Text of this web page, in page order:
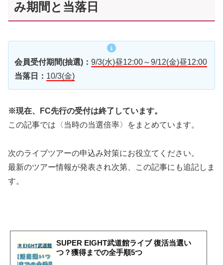
み期間と当落日
会員受付期間(抽選)： 9/3(水)昼12:00～9/12(金)昼12:00
当落日： 10/3(金)
※現在、FC先行の受付は終了しています。
この記事では〈当時の当選倍率〉をまとめています。
次のライブツアーの申込み対策にお役立てください。
最新のツアー情報が発表され次第、この記事にも追記しま
す。
SUPER EIGHT武道館ライブ 復活当選い
つ？獲得までの全手順5つ